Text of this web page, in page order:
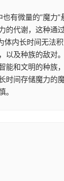
有微量的“魔力
代谢，这种通
内长时间无法
及种族的敌
和文明的种族
间存储魔力的
。